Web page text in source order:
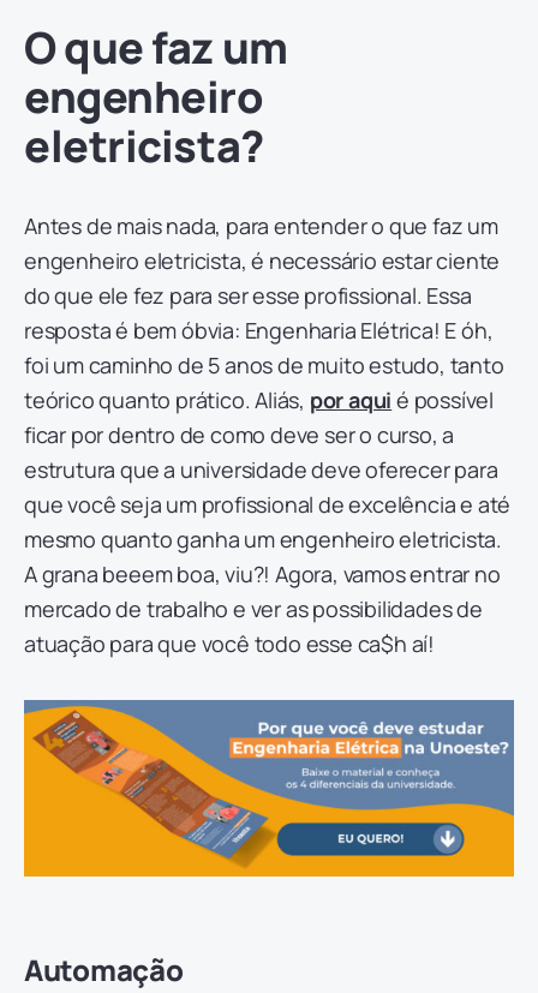
O que faz um
engenheiro
eletricista?
Antes de mais nada, para entender o que faz um
engenheiro eletricista, é necessário estar ciente
do que ele fez para ser esse profissional. Essa
resposta é bem óbvia: Engenharia Elétrica! E óh,
foi um caminho de 5 anos de muito estudo, tanto
teórico quanto prático. Aliás, por aqui é possível
ficar por dentro de como deve ser o curso, a
estrutura que a universidade deve oferecer para
que você seja um profissional de excelência e até
mesmo quanto ganha um engenheiro eletricista.
A grana beeem boa, viu?! Agora, vamos entrar no
mercado de trabalho e ver as possibilidades de
atuação para que você todo esse ca$h aí!
Automação